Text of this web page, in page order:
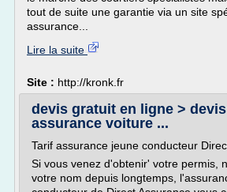
tout de suite une garantie via un site
assurance...
Lire la suite
Site : http://kronk.fr
devis gratuit en ligne >
assurance voiture ...
Tarif assurance jeune conducteur
Si vous venez d'obtenir' votre permis,
votre nom depuis longtemps,